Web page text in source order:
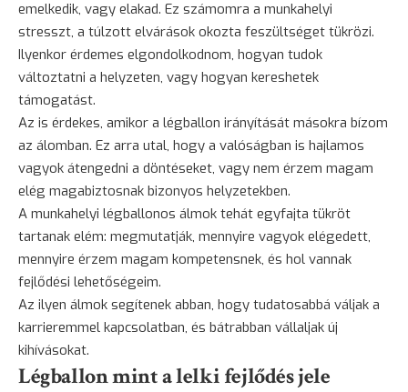
emelkedik, vagy elakad. Ez számomra a munkahelyi
stresszt, a túlzott elvárások okozta feszültséget tükrözi.
Ilyenkor érdemes elgondolkodnom, hogyan tudok
változtatni a helyzeten, vagy hogyan kereshetek
támogatást.
Az is érdekes, amikor a légballon irányítását másokra bízom
az álomban. Ez arra utal, hogy a valóságban is hajlamos
vagyok átengedni a döntéseket, vagy nem érzem magam
elég magabiztosnak bizonyos helyzetekben.
A munkahelyi légballonos álmok tehát egyfajta tükröt
tartanak elém: megmutatják, mennyire vagyok elégedett,
mennyire érzem magam kompetensnek, és hol vannak
fejlődési lehetőségeim.
Az ilyen álmok segítenek abban, hogy tudatosabbá váljak a
karrieremmel kapcsolatban, és bátrabban vállaljak új
kihívásokat.
Légballon mint a lelki fejlődés jele